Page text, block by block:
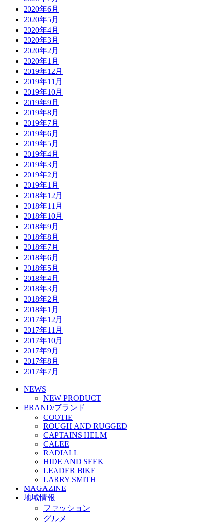
2020年6月
2020年5月
2020年4月
2020年3月
2020年2月
2020年1月
2019年12月
2019年11月
2019年10月
2019年9月
2019年8月
2019年7月
2019年6月
2019年5月
2019年4月
2019年3月
2019年2月
2019年1月
2018年12月
2018年11月
2018年10月
2018年9月
2018年8月
2018年7月
2018年6月
2018年5月
2018年4月
2018年3月
2018年2月
2018年1月
2017年12月
2017年11月
2017年10月
2017年9月
2017年8月
2017年7月
NEWS
NEW PRODUCT
BRAND/ブランド
COOTIE
ROUGH AND RUGGED
CAPTAINS HELM
CALEE
RADIALL
HIDE AND SEEK
LEADER BIKE
LARRY SMITH
MAGAZINE
地域情報
ファッション
グルメ